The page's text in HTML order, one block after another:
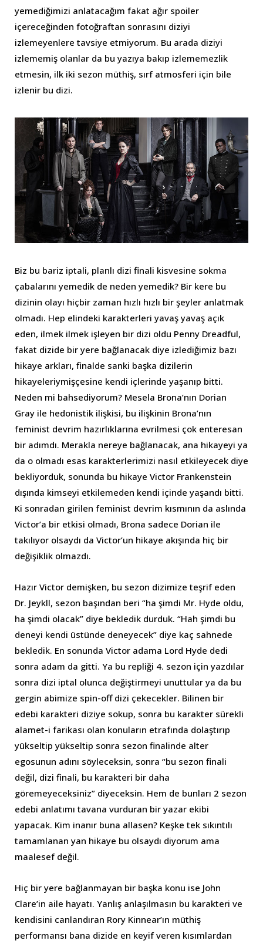
yemediğimizi anlatacağım fakat ağır spoiler
içereceğinden fotoğraftan sonrasını diziyi
izlemeyenlere tavsiye etmiyorum. Bu arada diziyi
izlememiş olanlar da bu yazıya bakıp izlememezlik
etmesin, ilk iki sezon müthiş, sırf atmosferi için bile
izlenir bu dizi.
Biz bu bariz iptali, planlı dizi finali kisvesine sokma
çabalarını yemedik de neden yemedik? Bir kere bu
dizinin olayı hiçbir zaman hızlı hızlı bir şeyler anlatmak
olmadı. Hep elindeki karakterleri yavaş yavaş açık
eden, ilmek ilmek işleyen bir dizi oldu Penny Dreadful,
fakat dizide bir yere bağlanacak diye izlediğimiz bazı
hikaye arkları, finalde sanki başka dizilerin
hikayeleriymişçesine kendi içlerinde yaşanıp bitti.
Neden mi bahsediyorum? Mesela Brona’nın Dorian
Gray ile hedonistik ilişkisi, bu ilişkinin Brona’nın
feminist devrim hazırlıklarına evrilmesi çok enteresan
bir adımdı. Merakla nereye bağlanacak, ana hikayeyi ya
da o olmadı esas karakterlerimizi nasıl etkileyecek diye
bekliyorduk, sonunda bu hikaye Victor Frankenstein
dışında kimseyi etkilemeden kendi içinde yaşandı bitti.
Ki sonradan girilen feminist devrim kısmının da aslında
Victor’a bir etkisi olmadı, Brona sadece Dorian ile
takılıyor olsaydı da Victor’un hikaye akışında hiç bir
değişiklik olmazdı.
Hazır Victor demişken, bu sezon dizimize teşrif eden
Dr. Jeykll, sezon başından beri “ha şimdi Mr. Hyde oldu,
ha şimdi olacak” diye bekledik durduk. “Hah şimdi bu
deneyi kendi üstünde deneyecek” diye kaç sahnede
bekledik. En sonunda Victor adama Lord Hyde dedi
sonra adam da gitti. Ya bu repliği 4. sezon için yazdılar
sonra dizi iptal olunca değiştirmeyi unuttular ya da bu
gergin abimize spin-off dizi çekecekler. Bilinen bir
edebi karakteri diziye sokup, sonra bu karakter sürekli
alamet-i farikası olan konuların etrafında dolaştırıp
yükseltip yükseltip sonra sezon finalinde alter
egosunun adını söyleceksin, sonra “bu sezon finali
değil, dizi finali, bu karakteri bir daha
göremeyeceksiniz” diyeceksin. Hem de bunları 2 sezon
edebi anlatımı tavana vurduran bir yazar ekibi
yapacak. Kim inanır buna allasen? Keşke tek sıkıntılı
tamamlanan yan hikaye bu olsaydı diyorum ama
maalesef değil.
Hiç bir yere bağlanmayan bir başka konu ise John
Clare’in aile hayatı. Yanlış anlaşılmasın bu karakteri ve
kendisini canlandıran Rory Kinnear’ın müthiş
performansı bana dizide en keyif veren kısımlardan